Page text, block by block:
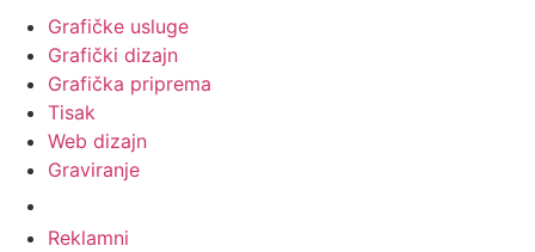
Grafičke usluge
Grafički dizajn
Grafička priprema
Tisak
Web dizajn
Graviranje
Reklamni